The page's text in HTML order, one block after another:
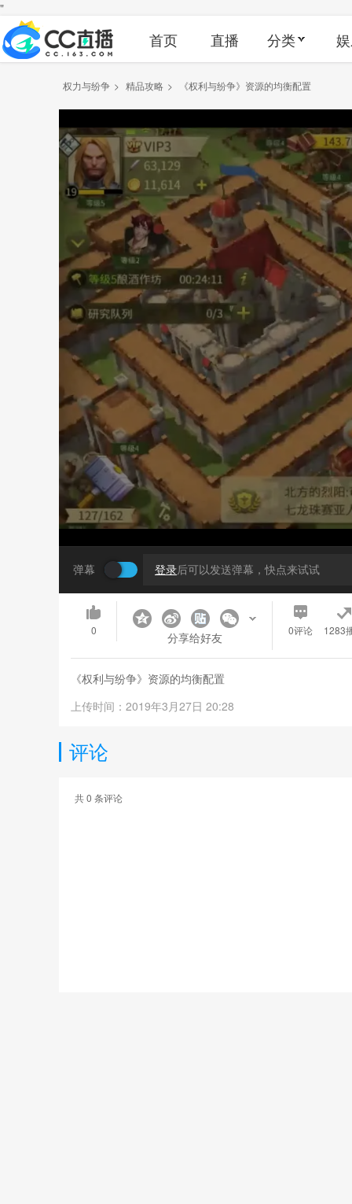
"
首页 直播 分类
权力与纷争 > 精品攻略 > 《权利与纷争》资源的均衡配置
弹幕 登录后可以发送弹幕，快点来试试
0 分享给好友 0评论 1283
《权利与纷争》资源的均衡配置
上传时间：2019年3月27日 20:28
评论
共0 条评论